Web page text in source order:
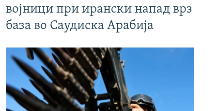
војници при ирански напад врз
база во Саудиска Арабија